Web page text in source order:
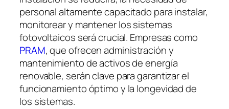
personal altamente capacitado para instalar,
monitorear y mantener los sistemas
fotovoltaicos será crucial. Empresas como
PRAM, que ofrecen administración y
mantenimiento de activos de energía
renovable, serán clave para garantizar el
funcionamiento óptimo y la longevidad de
los sistemas.